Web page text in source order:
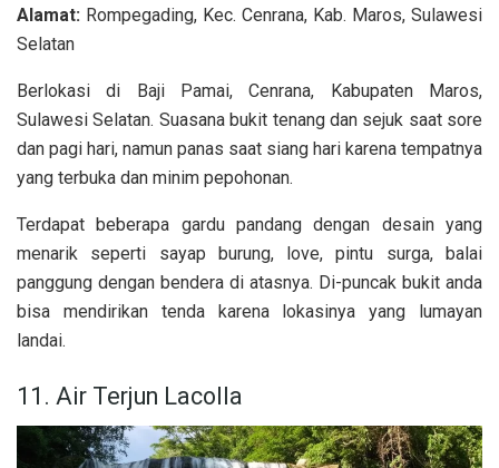
Alamat: Rompegading, Kec. Cenrana, Kab. Maros, Sulawesi
Selatan
Berlokasi di Baji Pamai, Cenrana, Kabupaten Maros,
Sulawesi Selatan. Suasana bukit tenang dan sejuk saat sore
dan pagi hari, namun panas saat siang hari karena tempatnya
yang terbuka dan minim pepohonan.
Terdapat beberapa gardu pandang dengan desain yang
menarik seperti sayap burung, love, pintu surga, balai
panggung dengan bendera di atasnya. Di-puncak bukit anda
bisa mendirikan tenda karena lokasinya yang lumayan
landai.
11. Air Terjun Lacolla